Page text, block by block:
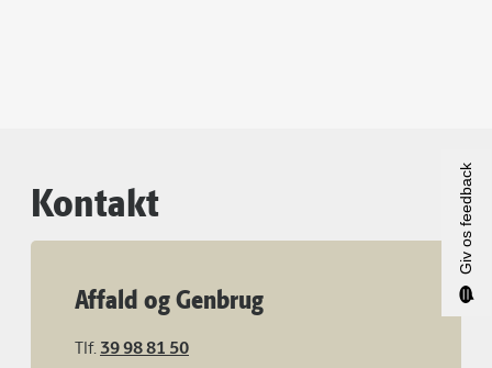
Kontakt
Affald og Genbrug
Tlf. 39 98 81 50
Giv os feedback